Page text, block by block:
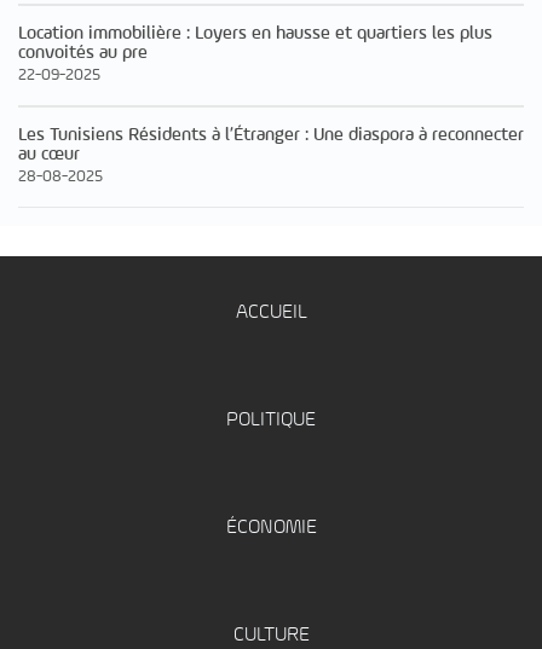
Location immobilière : Loyers en hausse et quartiers les plus
convoités au pre
22-09-2025
Les Tunisiens Résidents à l’Étranger : Une diaspora à reconnecter
au cœur
28-08-2025
ACCUEIL
POLITIQUE
ÉCONOMIE
CULTURE